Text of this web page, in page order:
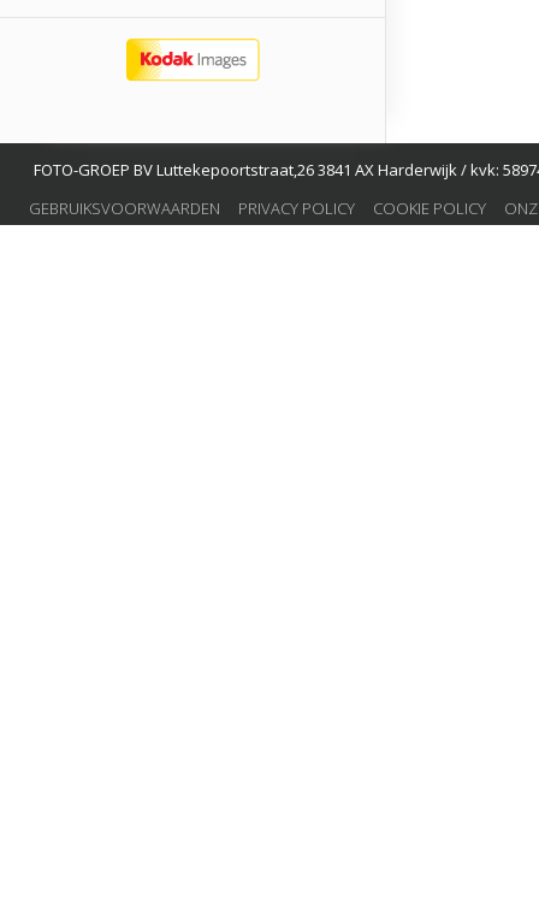
FOTO-GROEP BV Luttekepoortstraat,26 3841 AX Harderwijk / kvk:
GEBRUIKSVOORWAARDEN
PRIVACY POLICY COOKIE POLICY